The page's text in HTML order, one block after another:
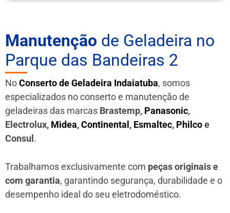
Manutenção de Geladeira no
Parque das Bandeiras 2
NoConserto de Geladeira Indaiatuba, somos
especializados no conserto e manutenção de
geladeiras das marcas Brastemp, Panasonic,
Electrolux, Midea,Continental, Esmaltec, Philcoe
Consul.
Trabalhamos exclusivamente com peças originais e
com garantia, garantindo segurança, durabilidade e o
desempenho ideal do seu eletrodoméstico.